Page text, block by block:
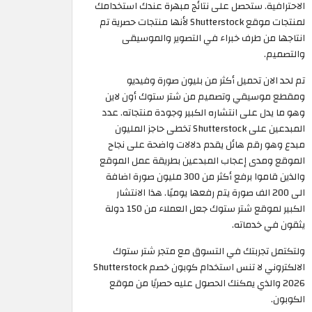
الاحترافية. ستحصل على نتائج مبهرة عندك استخدامك
لمنتجات موقع Shutterstock لأنها منتجات حصرية تم
انتاجها من طرف خبراء في التصوير والموسيقى
والتصميم.
تم لحد الان تحميل أكثر من بليون صورة وفيديو
ومقطع موسيقي وتصميم من شتر ستوك أون لاين
وهو ما يدل على انتشاره الكبير وجودة منتجاته. عدد
المبدعين على Shutterstock تخطى حاجز المليون
مبدع وهو رقم هائل يقدم دلالات واضحة على نجاح
الموقع ومدى إعجاب المبدعين بطريقة عمل الموقع
والذين قاموا برفع أكثر من 300 مليون صورة اضافة
الى 200 الف صورة يتم رفعها يوميًا. هذا الانتشار
الكبير لموقع شتر ستوك جعل العملاء من 150 دولة
يثقون في خدماته.
ولتكتمل تجربتك في التسوق مع متجر شتر ستوك
الالكتروني لا تنس استخدام كوبون خصم Shutterstock
2026 والذي يمكنك الحصول عليه حصريًا من موقع
الكوبون.